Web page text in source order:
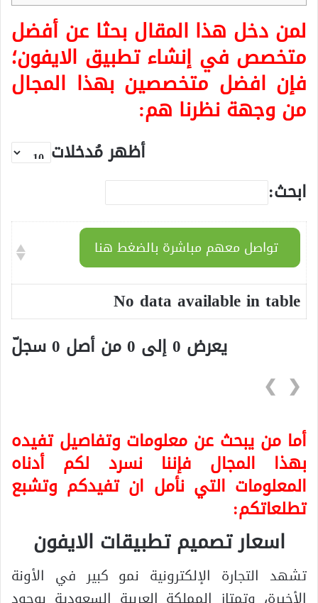
لمن دخل هذا المقال بحثا عن أفضل
متخصص في إنشاء تطبيق الايفون؛
فإن افضل متخصصين بهذا المجال
من وجهة نظرنا هم:
أظهر مُدخلات
ابحث:
تواصل معهم مباشرة بالضغط هنا
No data available in table
يعرض 0 إلى 0 من أصل 0 سجلّ
❮
❯
أما من يبحث عن معلومات وتفاصيل تفيده
بهذا المجال فإننا نسرد لكم أدناه
المعلومات التي نأمل ان تفيدكم وتشبع
تطلعاتكم:
اسعار تصميم تطبيقات الايفون
تشهد التجارة الإلكترونية نمو كبير في الأونة